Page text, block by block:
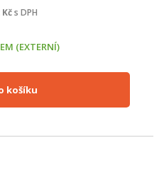
Kč s DPH
(EXTERNÍ)
košíku